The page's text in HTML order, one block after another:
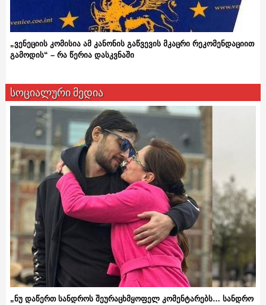
„ვენეციის კომისია ამ კანონის გაწვევის მკაცრი რეკომენდაციით
გამოდის“ – რა წერია დასკვნაში
სოციალური მედია
„ნუ დაწერთ სანდროს შეურაცხმყოფელ კომენტარებს… სანდრო